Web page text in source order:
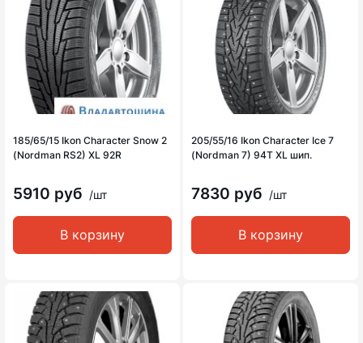
185/65/15 Ikon Character Snow 2
(Nordman RS2) XL 92R
5910 руб /шт
В корзину
205/55/16 Ikon Character Ice 7
(Nordman 7) 94T XL шип.
7830 руб /шт
В корзину